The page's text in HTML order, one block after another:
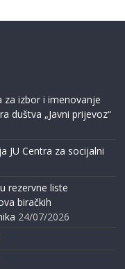
izbor i imenovanje
duštva „Javni prijevoz“
JU Centra za socijalni
rezervne liste
biračkih
24/07/2026